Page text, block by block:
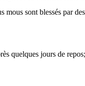
mous sont blessés par
quelques jours de